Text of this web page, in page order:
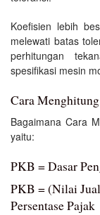
Koefisien lebih
melewati batas
perhitungan
spesifikasi mesin
Cara
Bagaimana Cara
yaitu:
PKB = Dasar
PKB = (Nilai
Persentase Pajak